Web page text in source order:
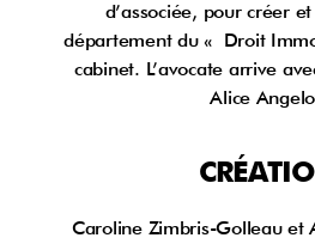
d’associée, pour créer
département du « Droit
cabinet. L’avocate arrive
Alice
Caroline Zimbris-Golleau et